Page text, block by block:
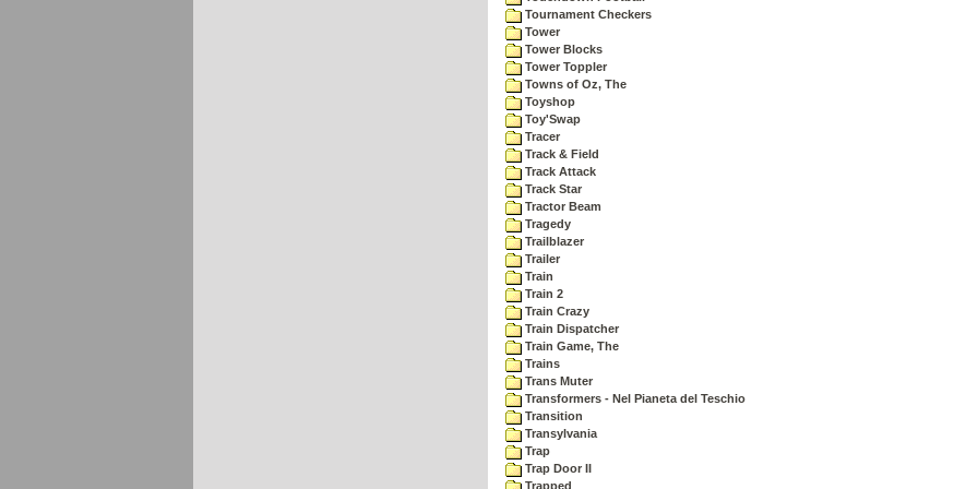
Tournament Checkers
Tower
Tower Blocks
Tower Toppler
Towns of Oz, The
Toyshop
Toy'Swap
Tracer
Track & Field
Track Attack
Track Star
Tractor Beam
Tragedy
Trailblazer
Trailer
Train
Train 2
Train Crazy
Train Dispatcher
Train Game, The
Trains
Trans Muter
Transformers - Nel Pianeta del Teschio
Transition
Transylvania
Trap
Trap Door II
Trapped